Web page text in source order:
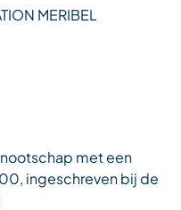
MERIBEL
met een
ingeschreven bij de